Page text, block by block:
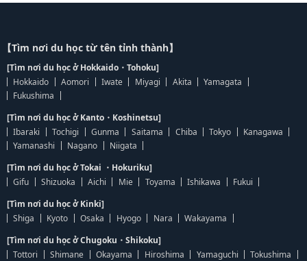
【Tìm nơi du học từ tên tỉnh thành】
[Tìm nơi du học ở Hokkaido・Tohoku]
Hokkaido
Aomori Iwate Miyagi Akita
Yamagata
Fukushima
[Tìm nơi du học ở Kanto・Koshinetsu]
Ibaraki
Tochigi Gunma Saitama Chiba Tokyo
Kanagawa
Yamanashi
Nagano
Niigata
[Tìm nơi du học ở Tokai ・Hokuriku]
Gifu
Shizuoka Aichi Mie Toyama Ishikawa
Fukui
[Tìm nơi du học ở Kinki]
Shiga
Kyoto Osaka Hyogo Nara
Wakayama
[Tìm nơi du học ở Chugoku・Shikoku]
Tottori
Shimane Okayama Hiroshima Yamaguchi
Tokushima